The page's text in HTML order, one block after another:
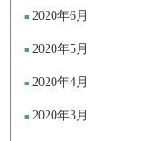
2020年6月
2020年5月
2020年4月
2020年3月